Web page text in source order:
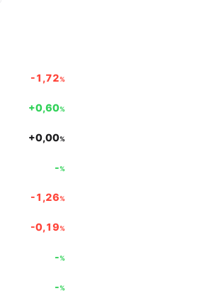
-1,72%
+0,60%
+0,00%
-%
-1,26%
-0,19%
-%
-%